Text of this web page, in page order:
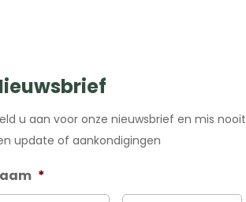
u aan voor onze nieuwsbrief en mis nooit
update of aankondigingen
*